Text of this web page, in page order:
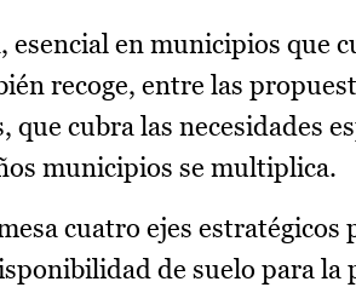
esencial en municipios que
recoge, entre las
cubra las necesidades
municipios se multiplica.
cuatro ejes estratégicos
de suelo para la